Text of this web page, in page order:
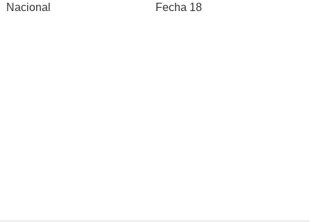
Nacional
Fecha 18